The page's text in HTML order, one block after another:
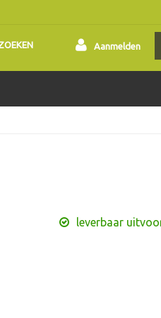
Aanmelden
leverbaar